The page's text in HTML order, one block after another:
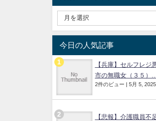
今日の人気記事
【兵庫】セルフレ
市の無職女（３５）...
2件のビュー 5月 5,
【悲報】介護職員不